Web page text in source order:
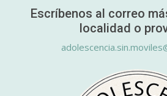
Escríbenos al correo
localidad o